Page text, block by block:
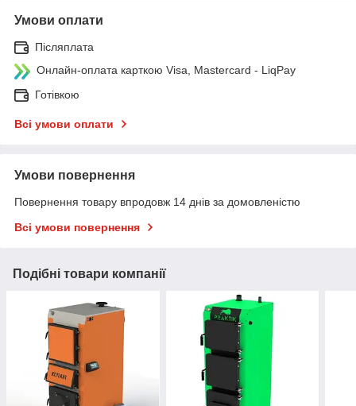
Умови оплати
Післяплата
Онлайн-оплата карткою Visa, Mastercard - LiqPay
Готівкою
Всі умови оплати
Умови повернення
Повернення товару впродовж 14 днів за домовленістю
Всі умови повернення
Подібні товари компанії